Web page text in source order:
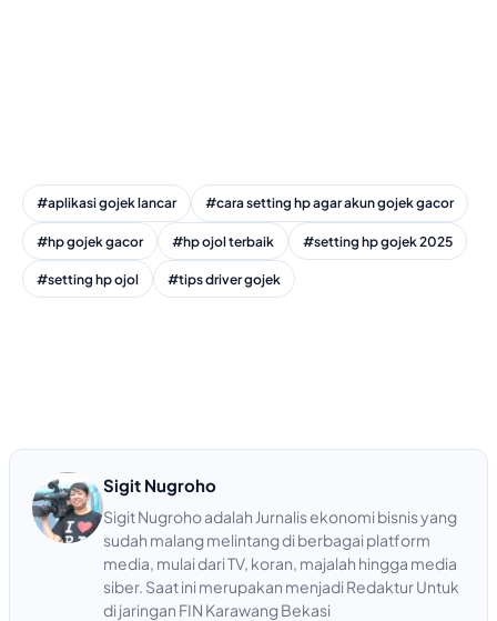
#aplikasi gojek lancar #cara setting hp agar akun gojek gacor
#hp gojek gacor #hp ojol terbaik #setting hp gojek 2025
#setting hp ojol #tips driver gojek
Sigit Nugroho
Sigit Nugroho adalah Jurnalis ekonomi bisnis yang
sudah malang melintang di berbagai platform
media, mulai dari TV, koran, majalah hingga media
siber. Saat ini merupakan menjadi Redaktur Untuk
di jaringan FIN Karawang Bekasi